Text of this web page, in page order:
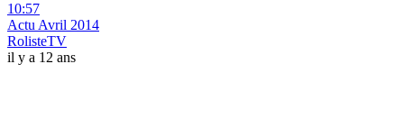
10:57
Actu Avril 2014
RolisteTV
il y a 12 ans